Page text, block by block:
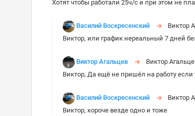
Хотят чтобы работали 25ч/с и при этом не
Василий Воскресенский Виктор
Виктор, или график нереальный 7 дней
Виктор Агальцев Виктор
Виктор, Да ещё не пришёл на работу
Василий Воскресенский Виктор
Виктор, короче везде одно и тоже